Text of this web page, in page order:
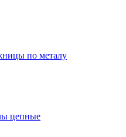
по металу
цепные